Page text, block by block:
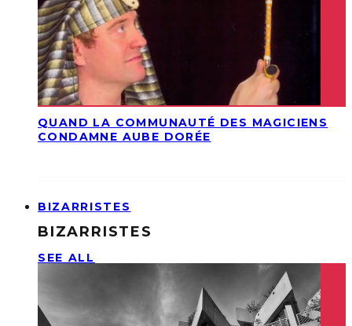
QUAND LA COMMUNAUTÉ DES MAGICIENS
CONDAMNE AUBE DORÉE
BIZARRISTES
BIZARRISTES
SEE ALL